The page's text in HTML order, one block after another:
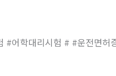
#어학대리시험 # #운전면허